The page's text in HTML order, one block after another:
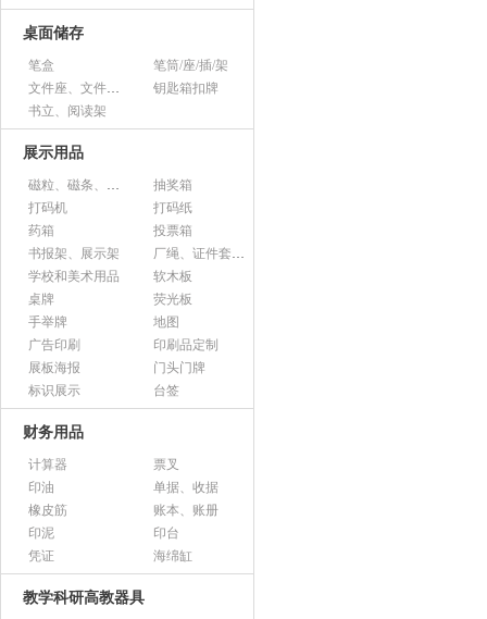
桌面储存
笔盒
笔筒/座/插/架
文件座、文件架、文件框
钥匙箱扣牌
书立、阅读架
展示用品
磁粒、磁条、磁片
抽奖箱
打码机
打码纸
药箱
投票箱
书报架、展示架
厂绳、证件套、卡套
学校和美术用品
软木板
桌牌
荧光板
手举牌
地图
广告印刷
印刷品定制
展板海报
门头门牌
标识展示
台签
财务用品
计算器
票叉
印油
单据、收据
橡皮筋
账本、账册
印泥
印台
凭证
海绵缸
教学科研高教器具